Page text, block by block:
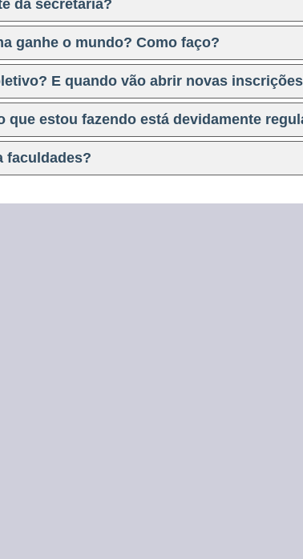
da secretaria?
ganhe o mundo? Como faço?
E quando vão abrir novas
estou fazendo está devidamente
faculdades?